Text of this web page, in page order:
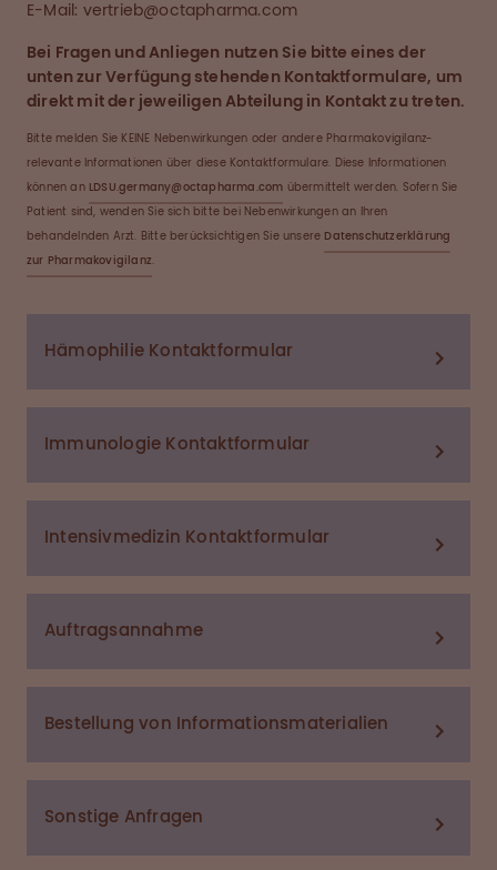
E-Mail: vertrieb@octapharma.com
Bei Fragen und Anliegen nutzen Sie bitte eines der
unten zur Verfügung stehenden Kontaktformulare, um
direkt mit der jeweiligen Abteilung in Kontakt zu treten.
Bitte melden Sie KEINE Nebenwirkungen oder andere Pharmakovigilanz-
relevante Informationen über diese Kontaktformulare. Diese Informationen
können an LDSU.germany@octapharma.com übermittelt werden. Sofern Sie
Patient sind, wenden Sie sich bitte bei Nebenwirkungen an Ihren
behandelnden Arzt. Bitte berücksichtigen Sie unsere Datenschutzerklärung
zur Pharmakovigilanz.
Hämophilie Kontaktformular
Immunologie Kontaktformular
Intensivmedizin Kontaktformular
Auftragsannahme
Bestellung von Informationsmaterialien
Sonstige Anfragen